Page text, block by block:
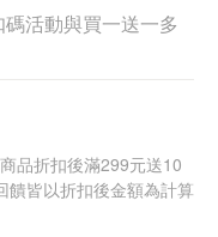
活動與買一送一多
品折扣後滿299元送10
饋皆以折扣後金額為計算